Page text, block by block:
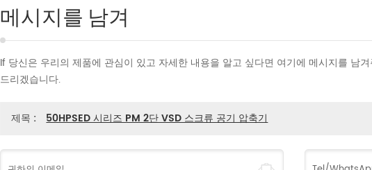
메시지를 남겨
If 당신은 우리의 제품에 관심이 있고 자세한 내용을 알고 싶다면 여기에 메시지를 남
드리겠습니다.
제목 : 50HPSED 시리즈 PM 2단 VSD 스크류 공기 압축기